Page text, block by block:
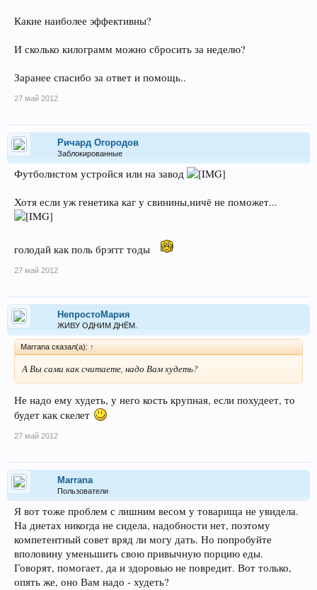
Какие наиболее эффективны?
И сколько килограмм можно сбросить за неделю?
Заранее спасибо за ответ и помощь..
27 май 2012
Ричард Огородов
Заблокированные
Футболистом устройся или на завод
Хотя если уж генетика каг у свинины,ничё не поможет...
голодай как поль брэггг тоды
27 май 2012
НепростоМария
ЖИВУ ОДНИМ ДНЁМ.
Marrana сказал(а): ↑
А Вы сами как считаете, надо Вам худеть?
Не надо ему худеть, у него кость крупная, если похудеет, то
будет как скелет
27 май 2012
Marrana
Пользователи
Я вот тоже проблем с лишним весом у товарища не увидела.
На диетах никогда не сидела, надобности нет, поэтому
компетентный совет вряд ли могу дать. Но попробуйте
вполовину уменьшить свою привычную порцию еды.
Говорят, помогает, да и здоровью не повредит. Вот только,
опять же, оно Вам надо - худеть?